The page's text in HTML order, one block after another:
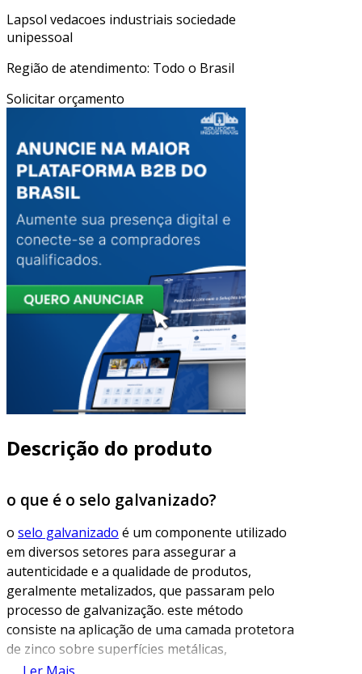
Lapsol vedacoes industriais sociedade
unipessoal
Região de atendimento: Todo o Brasil
Solicitar orçamento
Descrição do produto
o que é o selo galvanizado?
o selo galvanizado é um componente utilizado
em diversos setores para assegurar a
autenticidade e a qualidade de produtos,
geralmente metalizados, que passaram pelo
processo de galvanização. este método
consiste na aplicação de uma camada protetora
de zinco sobre superfícies metálicas,
proporcionando proteção contra corrosão e